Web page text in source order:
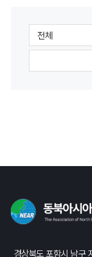
경상북도 포항시 남